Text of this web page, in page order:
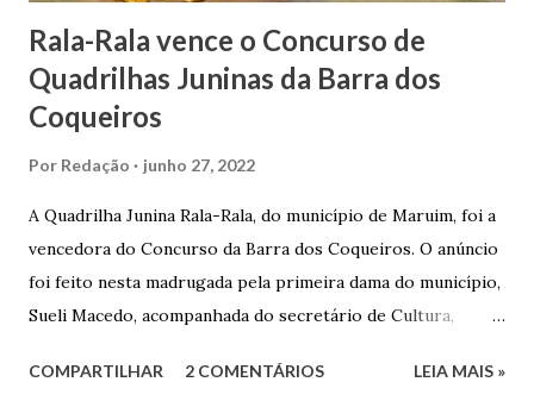
Rala-Rala vence o Concurso de
Quadrilhas Juninas da Barra dos
Coqueiros
Por Redação junho 27, 2022
A Quadrilha Junina Rala-Rala, do município de Maruim, foi a
vencedora do Concurso da Barra dos Coqueiros. O anúncio
foi feito nesta madrugada pela primeira dama do município,
Sueli Macedo, acompanhada do secretário de Cultura,
Roberto Fernandes dos Santos Júnior, e na presença dos
COMPARTILHAR 2 COMENTÁRIOS LEIA MAIS »